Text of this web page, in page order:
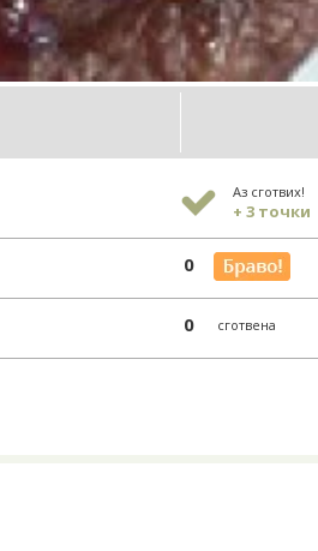
Аз сготвих!
+ 3 точки
0
0 сготвена